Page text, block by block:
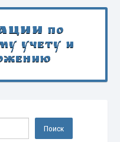
по
учету и